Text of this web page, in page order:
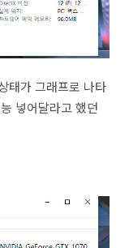
태가 그래프로 나타
넣어달라고 했던